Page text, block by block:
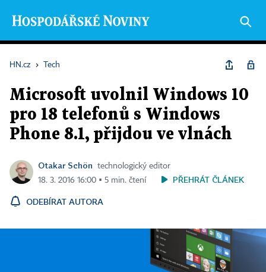
HN.cz › Tech
Microsoft uvolnil Windows 10
pro 18 telefonů s Windows
Phone 8.1, přijdou ve vlnách
Otakar Schön
technologický editor
18. 3. 2016 16:00 ▪ 5 min. čtení
PŘEHRÁT ČLÁNEK
ODEBÍRAT AUTORA